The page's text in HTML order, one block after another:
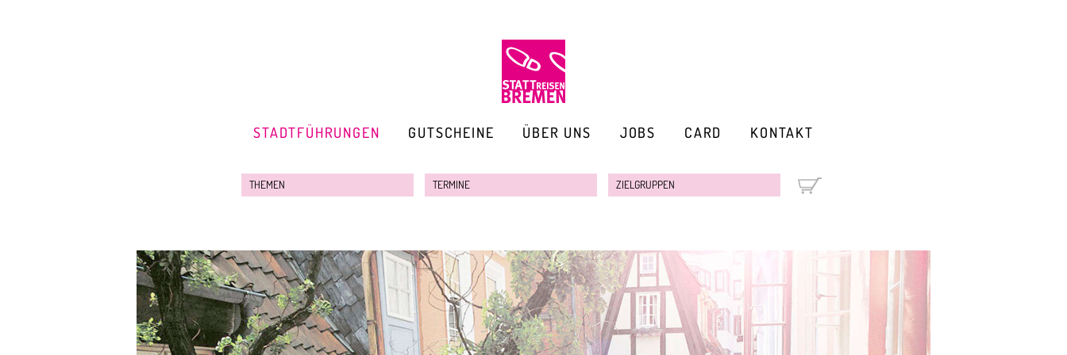
STADTFÜHRUNGEN GUTSCHEINE ÜBER UNS JOBS CARD KONTAKT